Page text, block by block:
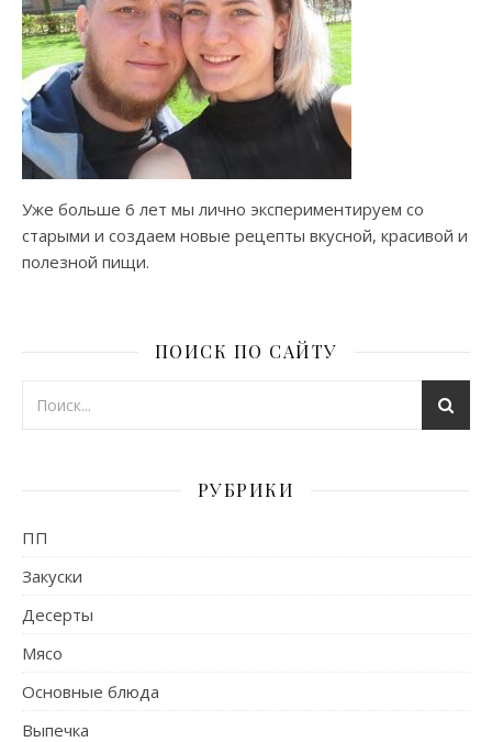
Уже больше 6 лет мы лично экспериментируем со
старыми и создаем новые рецепты вкусной, красивой и
полезной пищи.
ПОИСК ПО САЙТУ
РУБРИКИ
ПП
Закуски
Десерты
Мясо
Основные блюда
Выпечка